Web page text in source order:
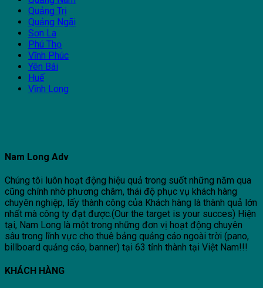
Quảng Trị
Quảng Ngãi
Sơn La
Phú Thọ
Vĩnh Phúc
Yên Bái
Huế
Vĩnh Long
Nam Long Adv
Chúng tôi luôn hoạt động hiệu quả trong suốt những năm qua
cũng chính nhờ phương châm, thái độ phục vụ khách hàng
chuyên nghiệp, lấy thành công của Khách hàng là thành quả lớn
nhất mà công ty đạt được.(Our the target is your succes) Hiện
tại, Nam Long là một trong những đơn vị hoạt động chuyên
sâu trong lĩnh vực cho thuê bảng quảng cáo ngoài trời (pano,
billboard quảng cáo, banner) tại 63 tỉnh thành tại Việt Nam!!!
KHÁCH HÀNG